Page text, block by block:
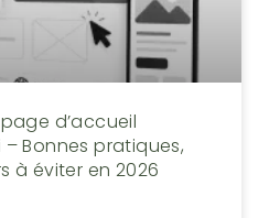
d’accueil
Bonnes pratiques,
à éviter en 2026